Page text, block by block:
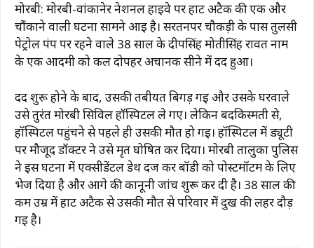
मोरबी: मोरबी-वांकानेर नेशनल हाईवे पर हार्ट अटैक की एक और
चौंकाने वाली घटना सामने आई है। सरतनपर चौकड़ी के पास तुलसी
पेट्रोल पंप पर रहने वाले 38 साल के दीपसिंह मोतीसिंह रावत नाम
के एक आदमी को कल दोपहर अचानक सीने में दर्द हुआ।
दर्द शुरू होने के बाद, उसकी तबीयत बिगड़ गई और उसके घरवाले
उसे तुरंत मोरबी सिविल हॉस्पिटल ले गए। लेकिन बदकिस्मती से,
हॉस्पिटल पहुंचने से पहले ही उसकी मौत हो गई। हॉस्पिटल में ड्यूटी
पर मौजूद डॉक्टर ने उसे मृत घोषित कर दिया। मोरबी तालुका पुलिस
ने इस घटना में एक्सीडेंटल डेथ दर्ज कर बॉडी को पोस्टमॉर्टम के लिए
भेज दिया है और आगे की कानूनी जांच शुरू कर दी है। 38 साल की
कम उम्र में हार्ट अटैक से उसकी मौत से परिवार में दुख की लहर दौड़
गई है।